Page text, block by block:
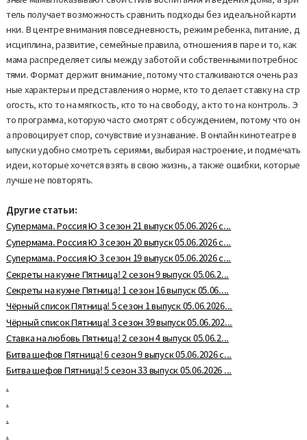
тель получает возможность сравнить подходы без идеальной карти
нки. В центре внимания повседневность, режим ребенка, питание, д
исциплина, развитие, семейные правила, отношения в паре и то, как
мама распределяет силы между заботой и собственными потребнос
тями. Формат держит внимание, потому что сталкиваются очень раз
ные характеры и представления о норме, кто то делает ставку на стр
огость, кто то на мягкость, кто то на свободу, а кто то на контроль. Э
то программа, которую часто смотрят с обсуждением, потому что он
а провоцирует спор, сочувствие и узнавание. В онлайн кинотеатре в
ыпуски удобно смотреть сериями, выбирая настроение, и подмечать
идеи, которые хочется взять в свою жизнь, а также ошибки, которые
лучше не повторять.
Другие статьи:
Супермама. Россия Ю 3 сезон 21 выпуск 05.06.2026 с...
Супермама. Россия Ю 3 сезон 20 выпуск 05.06.2026 с...
Супермама. Россия Ю 3 сезон 19 выпуск 05.06.2026 с...
Секреты на кухне Пятница! 2 сезон 9 выпуск 05.06.2...
Секреты на кухне Пятница! 1 сезон 16 выпуск 05.06....
Чёрный список Пятница! 5 сезон 1 выпуск 05.06.2026...
Чёрный список Пятница! 3 сезон 39 выпуск 05.06.202...
Ставка на любовь Пятница! 2 сезон 4 выпуск 05.06.2...
Битва шефов Пятница! 6 сезон 9 выпуск 05.06.2026 с...
Битва шефов Пятница! 5 сезон 33 выпуск 05.06.2026 ...
.
.
.
.